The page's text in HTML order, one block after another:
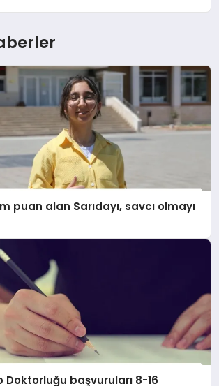
puan alan Sarıdayı, savcı olmayı
Doktorluğu başvuruları 8-16